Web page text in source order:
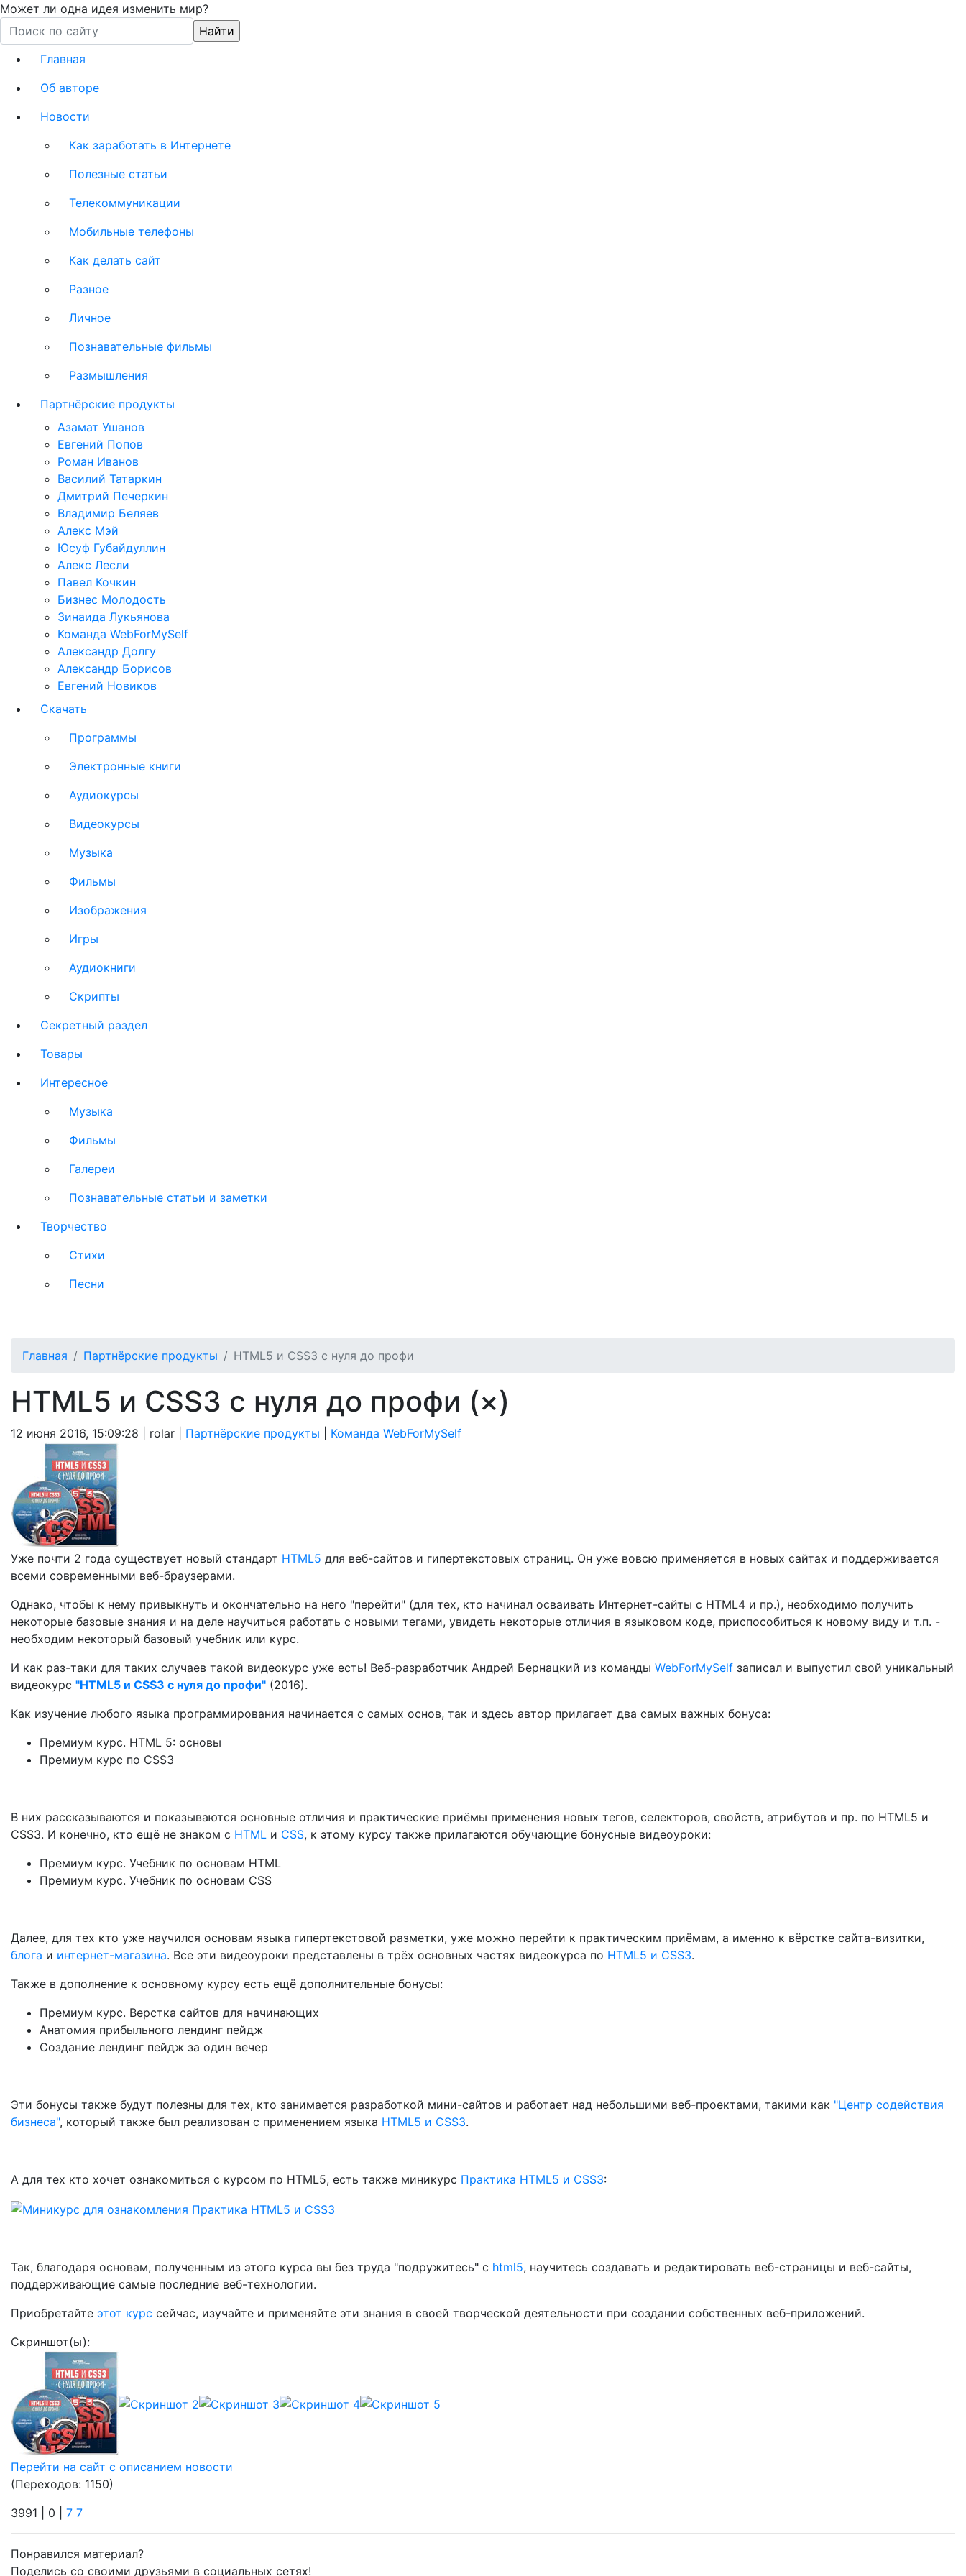
Может ли одна идея изменить мир?
Главная
Об авторе
Новости
Как заработать в Интернете
Полезные статьи
Телекоммуникации
Мобильные телефоны
Как делать сайт
Разное
Личное
Познавательные фильмы
Размышления
Партнёрские продукты
Азамат Ушанов
Евгений Попов
Роман Иванов
Василий Татаркин
Дмитрий Печеркин
Владимир Беляев
Алекс Мэй
Юсуф Губайдуллин
Алекс Лесли
Павел Кочкин
Бизнес Молодость
Зинаида Лукьянова
Команда WebForMySelf
Александр Долгу
Александр Борисов
Евгений Новиков
Скачать
Программы
Электронные книги
Аудиокурсы
Видеокурсы
Музыка
Фильмы
Изображения
Игры
Аудиокниги
Скрипты
Секретный раздел
Товары
Интересное
Музыка
Фильмы
Галереи
Познавательные статьи и заметки
Творчество
Стихи
Песни
Главная Партнёрские продукты HTML5 и CSS3 с нуля до профи
HTML5 и CSS3 с нуля до профи (×)
12 июня 2016, 15:09:28 | rolar | Партнёрские продукты Команда WebForMySelf
Уже почти 2 года существует новый стандарт HTML5 для веб-сайтов и гипертекстовых страниц. Он уже вовсю применяется в новых сайтах и поддерживается
всеми современными веб-браузерами.
Однако, чтобы к нему привыкнуть и окончательно на него "перейти" (для тех, кто начинал осваивать Интернет-сайты с HTML4 и пр.), необходимо получить
некоторые базовые знания и на деле научиться работать с новыми тегами, увидеть некоторые отличия в языковом коде, приспособиться к новому виду и т.п. -
необходим некоторый базовый учебник или курс.
И как раз-таки для таких случаев такой видеокурс уже есть! Веб-разработчик Андрей Бернацкий из команды WebForMySelf записал и выпустил свой уникальный
видеокурс "HTML5 и CSS3 с нуля до профи" (2016).
Как изучение любого языка программирования начинается с самых основ, так и здесь автор прилагает два самых важных бонуса:
Премиум курс. HTML 5: основы
Премиум курс по CSS3
В них рассказываются и показываются основные отличия и практические приёмы применения новых тегов, селекторов, свойств, атрибутов и пр. по HTML5 и
CSS3. И конечно, кто ещё не знаком с HTML и CSS, к этому курсу также прилагаются обучающие бонусные видеоуроки:
Премиум курс. Учебник по основам HTML
Премиум курс. Учебник по основам CSS
Далее, для тех кто уже научился основам языка гипертекстовой разметки, уже можно перейти к практическим приёмам, а именно к вёрстке сайта-визитки,
блога и интернет-магазина. Все эти видеоуроки представлены в трёх основных частях видеокурса по HTML5 и CSS3.
Также в дополнение к основному курсу есть ещё дополнительные бонусы:
Премиум курс. Верстка сайтов для начинающих
Анатомия прибыльного лендинг пейдж
Создание лендинг пейдж за один вечер
Эти бонусы также будут полезны для тех, кто занимается разработкой мини-сайтов и работает над небольшими веб-проектами, такими как "Центр содействия
бизнеса", который также был реализован с применением языка HTML5 и CSS3.
А для тех кто хочет ознакомиться с курсом по HTML5, есть также миникурс Практика HTML5 и CSS3:
Так, благодаря основам, полученным из этого курса вы без труда "подружитесь" c html5, научитесь создавать и редактировать веб-страницы и веб-сайты,
поддерживающие самые последние веб-технологии.
Приобретайте этот курс сейчас, изучайте и применяйте эти знания в своей творческой деятельности при создании собственных веб-приложений.
Скриншот(ы):
Перейти на сайт с описанием новости
(Переходов: 1150)
3991 | 0 | 7 7
Понравился материал?
Поделись со своими друзьями в социальных сетях!